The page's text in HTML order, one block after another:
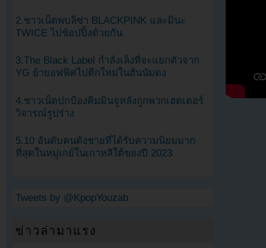
2.ชาวเน็ตพบลิซ่า BLACKPINK และมินะ
TWICE ไปช้อปปิ้งด้วยกัน
3.The Black Label กำลังเล็งที่จะแยกตัวจาก
YG ย้ายอฟฟิศไปตึกใหม่ในฮันนัมดง
4.ชาวเน็ตปกป้องคิมมินจูหลังถูกพวกเฮดเตอร์
วิจารณ์รูปร่าง
5.10 อันดับคนดังชายที่ได้รับความนิยมมาก
ที่สุดในหมู่เกย์ในเกาหลีใต้ของปี 2023
Tweets by @KpopYouzab
ข่าวล่ามาแรง